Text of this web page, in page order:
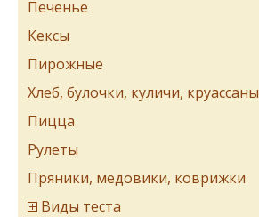
Печенье
Кексы
Пирожные
Хлеб, булочки, куличи, круассаны
Пицца
Рулеты
Пряники, медовики, коврижки
Виды теста